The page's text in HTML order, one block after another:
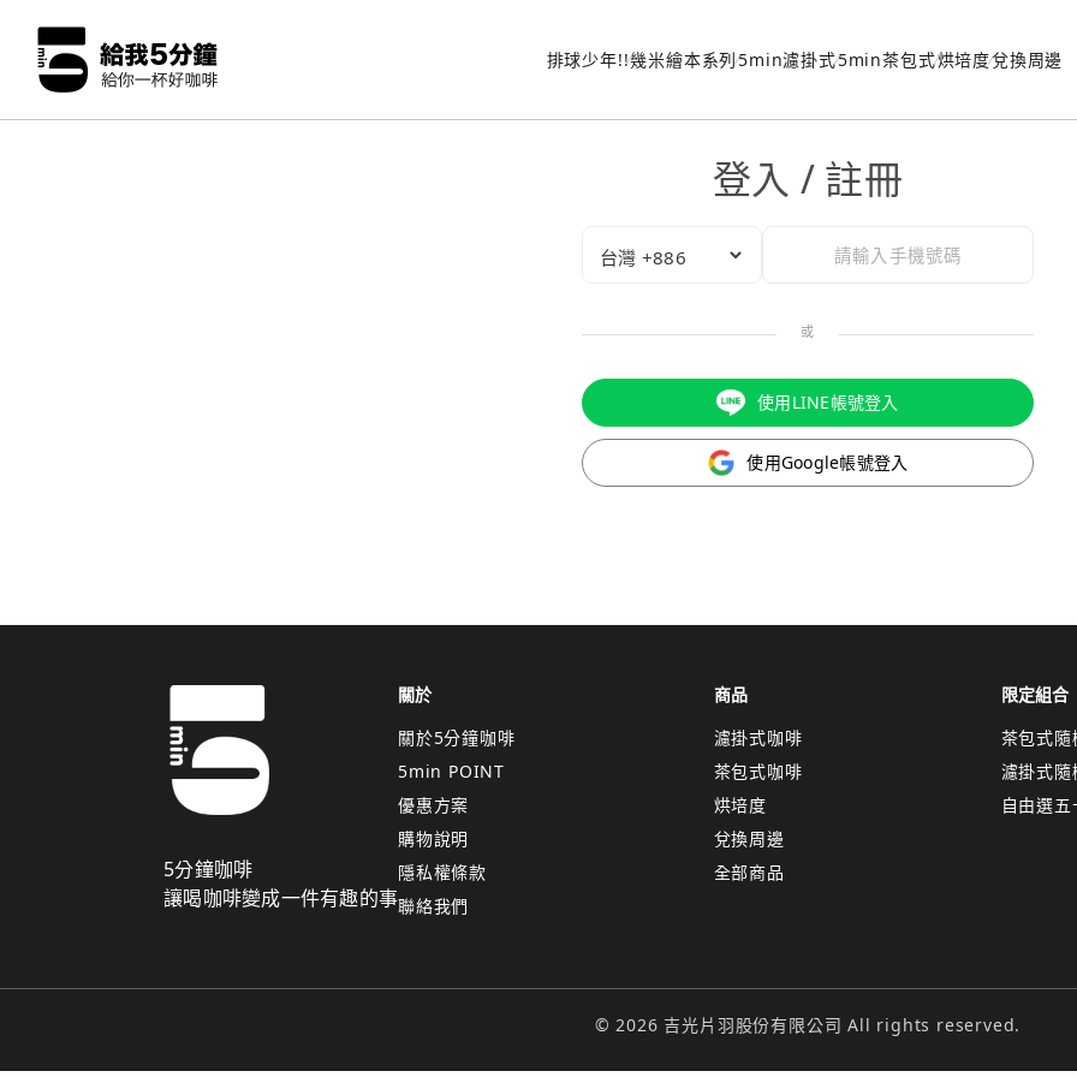
排球少年!!幾米繪本系列5min濾掛式5min茶包式烘培度兌換周邊
登入 / 註冊
或
使用LINE帳號登入
使用Google帳號登入
5分鐘咖啡
讓喝咖啡變成一件有趣的事
關於
關於5分鐘咖啡
5min POINT
優惠方案
購物說明
隱私權條款
聯絡我們
商品
濾掛式咖啡
茶包式咖啡
烘培度
兌換周邊
全部商品
限定組合
茶包式隨
濾掛式隨
自由選
© 2026 吉光片羽股份有限公司 All rights reserved.
點擊確認後，我們會將認證碼透過簡訊傳送至
驗證碼已成功發送至您的手機門號！
關閉